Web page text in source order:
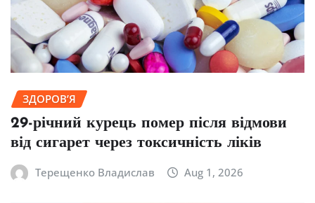
ЗДОРОВ’Я
29-річний курець помер після відмови
від сигарет через токсичність ліків
Терещенко Владислав Aug 1, 2026